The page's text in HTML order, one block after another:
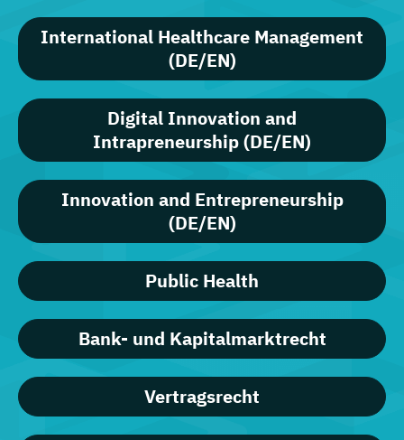
International Healthcare Management
(DE/EN)
Digital Innovation and
Intrapreneurship (DE/EN)
Innovation and Entrepreneurship
(DE/EN)
Public Health
Bank- und Kapitalmarktrecht
Vertragsrecht